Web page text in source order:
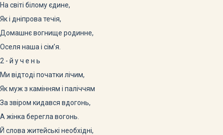
На світі білому єдине,
Як і дніпрова течія,
Домашнє вогнище родинне,
Оселя наша і сім’я.
2 - й у ч е н ь
Ми відтоді початки лічим,
Як муж з камінням і паліччям
За звіром кидався вдогонь,
А жінка берегла вогонь.
Й слова житейські необхідні,